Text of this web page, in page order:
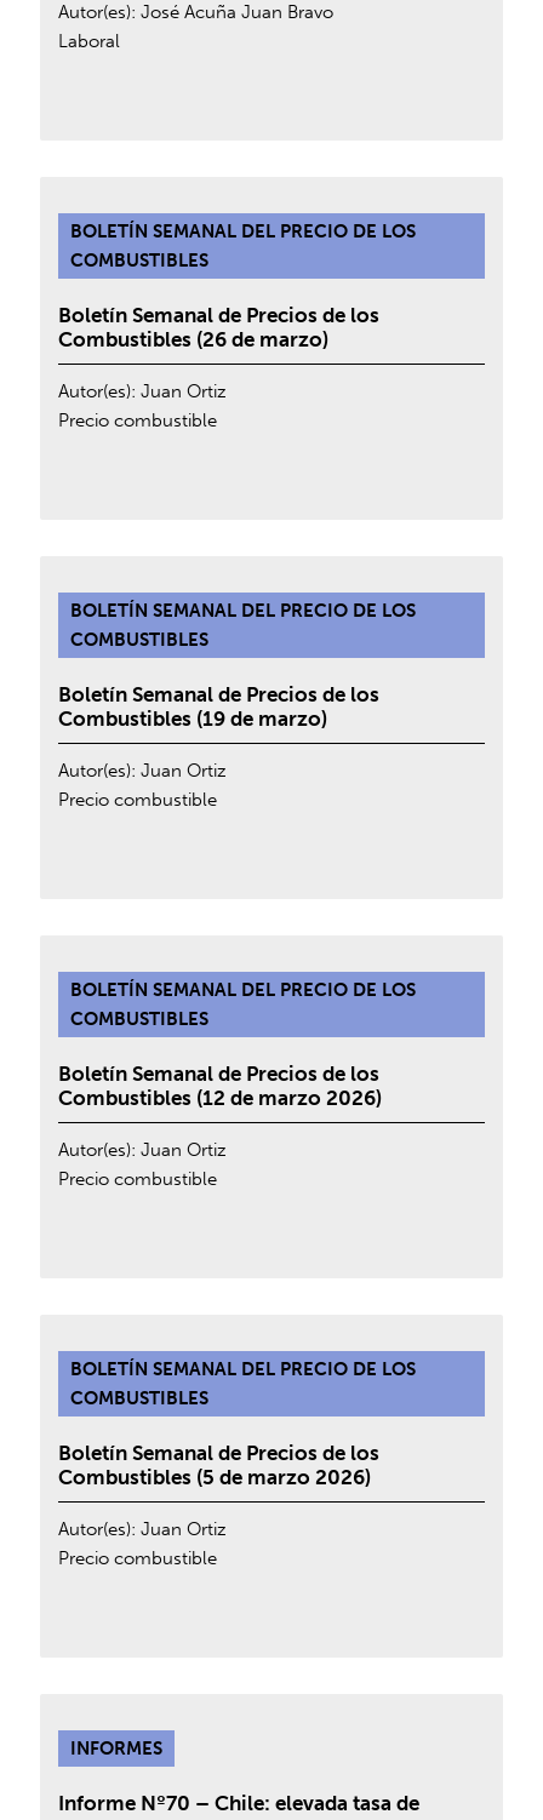
Autor(es):José Acuña Juan Bravo
Laboral
BOLETÍN SEMANAL DEL PRECIO DE LOS
COMBUSTIBLES
Boletín Semanal de Precios de los
Combustibles (26 de marzo)
Autor(es):Juan Ortiz
Precio combustible
BOLETÍN SEMANAL DEL PRECIO DE LOS
COMBUSTIBLES
Boletín Semanal de Precios de los
Combustibles (19 de marzo)
Autor(es):Juan Ortiz
Precio combustible
BOLETÍN SEMANAL DEL PRECIO DE LOS
COMBUSTIBLES
Boletín Semanal de Precios de los
Combustibles (12 de marzo 2026)
Autor(es):Juan Ortiz
Precio combustible
BOLETÍN SEMANAL DEL PRECIO DE LOS
COMBUSTIBLES
Boletín Semanal de Precios de los
Combustibles (5 de marzo 2026)
Autor(es):Juan Ortiz
Precio combustible
INFORMES
Informe Nº70 – Chile: elevada tasa de